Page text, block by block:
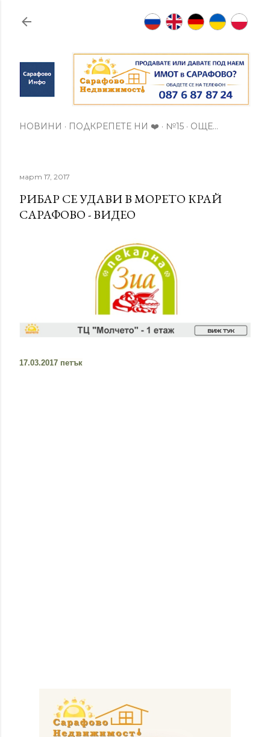
Пропускане към основното съдържание
НОВИНИ ПОДКРЕПЕТЕ НИ ❤️ №15 ОЩЕ…
март 17, 2017
РИБАР СЕ УДАВИ В МОРЕТО КРАЙ
САРАФОВО - ВИДЕО
17.03.2017 петък